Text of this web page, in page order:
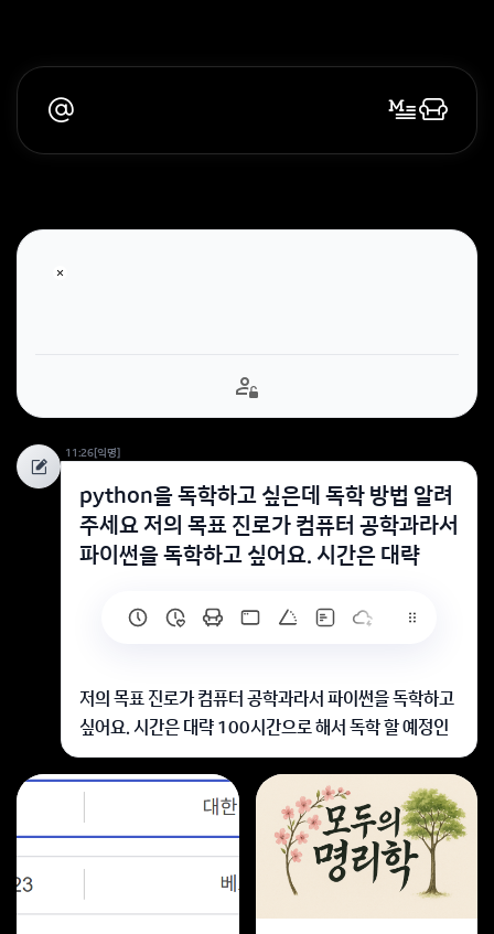
11:26[익명]
python을 독학하고 싶은데 독학 방법 알려
주세요 저의 목표 진로가 컴퓨터 공학과라서
파이썬을 독학하고 싶어요. 시간은 대략
저의 목표 진로가 컴퓨터 공학과라서 파이썬을 독학하고
싶어요. 시간은 대략 100시간으로 해서 독학 할 예정인
데 공부법을 모르겠어요. 어떻게 독학할지 방법 알려주세
요.
파이썬 어렵죠ㅠ
온라인 수업 알아보셨을까요~?
회원가입 혹은 광고 [X]를 누르면 내용이 보입니다